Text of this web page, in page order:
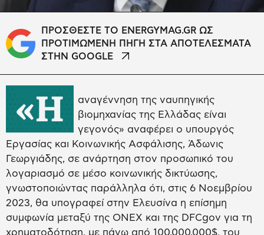
ΠΡΟΣΘΕΣΤΕ ΤΟ ENERGYMAG.GR ΩΣ
ΠΡΟΤΙΜΩΜΕΝΗ ΠΗΓΗ ΣΤΑ ΑΠΟΤΕΛΕΣΜΑΤΑ
ΣΤΗΝ GOOGLE
«Η
αναγέννηση της ναυπηγικής
βιομηχανίας της Ελλάδας είναι
γεγονός» αναφέρει ο υπουργός
Εργασίας και Κοινωνικής Ασφάλισης, Άδωνις
Γεωργιάδης, σε ανάρτηση στον προσωπικό του
λογαριασμό σε μέσο κοινωνικής δικτύωσης,
γνωστοποιώντας παράλληλα ότι, στις 6 Νοεμβρίου
2023, θα υπογραφεί στην Ελευσίνα η επίσημη
συμφωνία μεταξύ της ΟΝΕΧ και της DFCgov για τη
χρηματοδότηση, με πάνω από 100.000.000$, του